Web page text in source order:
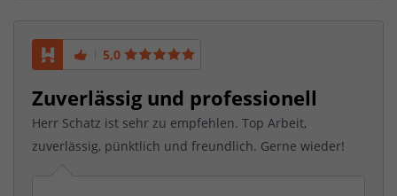
5,0
Zuverlässig und professionell
Herr Schatz ist sehr zu empfehlen. Top Arbeit,
zuverlässig, pünktlich und freundlich. Gerne wieder!